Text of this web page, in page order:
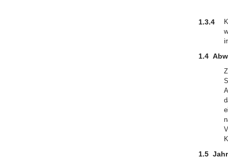
1.3.4
1.4
1.5